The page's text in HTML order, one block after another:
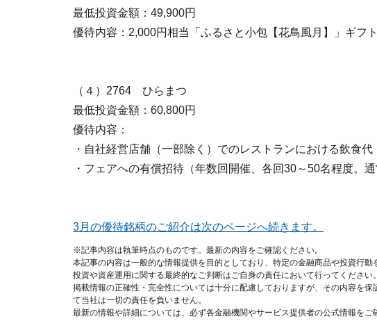
最低投資金額：49,900円
優待内容：2,000円相当「ふるさと小包【花鳥風月】」ギフ
（４）2764 ひらまつ
最低投資金額：60,800円
優待内容：
・自社経営店舗（一部除く）でのレストランにおける飲食
・フェアへの有償招待（年数回開催、各回30～50名程度。
3月の優待銘柄のご紹介は次のページへ続きます。
※記事内容は執筆時点のものです。最新の内容をご確認ください。
本記事の内容は一般的な情報提供を目的としており、特定の金融商品や投資行動
投資や資産運用に関する最終的なご判断はご自身の責任において行ってください。
掲載情報の正確性・完全性については十分に配慮しておりますが、その内容を
て当社は一切の責任を負いません。
最新の情報や詳細については、必ず各金融機関やサービス提供者の公式情報をご